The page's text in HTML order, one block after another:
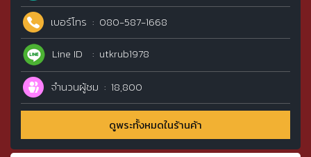
เบอร์โทร
080-587-1668
Line ID
utkrub1978
จำนวนผู้ชม 18,800
ดูพระทั้งหมดในร้านค้า